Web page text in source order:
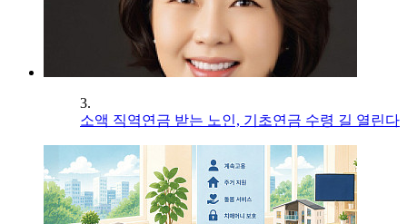
3.
소액 직역연금 받는 노인, 기초연금 수령 길 열린다